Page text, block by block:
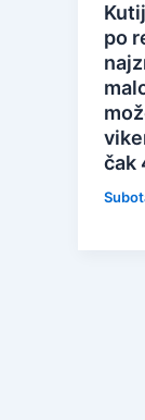
po
čak